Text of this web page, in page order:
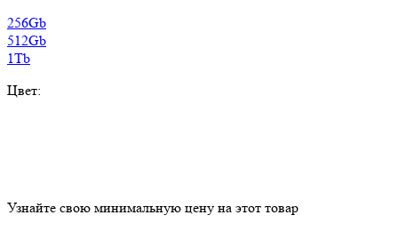
256Gb
512Gb
1Tb
Цвет:
Узнайте свою минимальную цену на этот товар